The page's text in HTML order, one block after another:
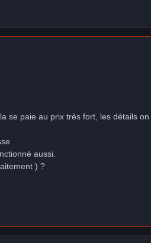
se paie au prix très fort, les détails
aussi.
) ?